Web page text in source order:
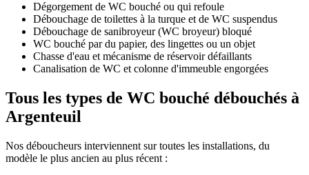
Dégorgement de WC bouché ou qui refoule
Débouchage de toilettes à la turque et de WC suspendus
Débouchage de sanibroyeur (WC broyeur) bloqué
WC bouché par du papier, des lingettes ou un objet
Chasse d'eau et mécanisme de réservoir défaillants
Canalisation de WC et colonne d'immeuble engorgées
Tous les types de WC bouché débouchés à
Argenteuil
Nos déboucheurs interviennent sur toutes les installations, du
modèle le plus ancien au plus récent :